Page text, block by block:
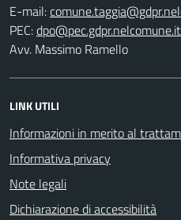
E-mail:
PEC:
Avv. Massimo Ramello
LINK UTILI
Informazioni in merito al
Informativa privacy
Note legali
Dichiarazione di accessibilità